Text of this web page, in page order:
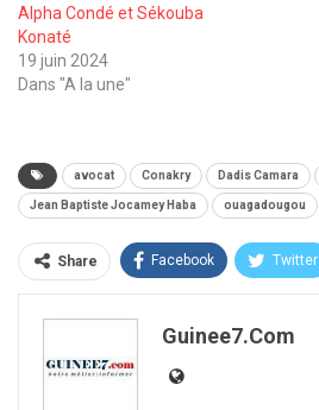
Alpha Condé et Sékouba
Konaté
19 juin 2024
Dans "A la une"
avocat Conakry Dadis Camara
Jean Baptiste Jocamey Haba ouagadougou
Share Facebook Twitter
Guinee7.com